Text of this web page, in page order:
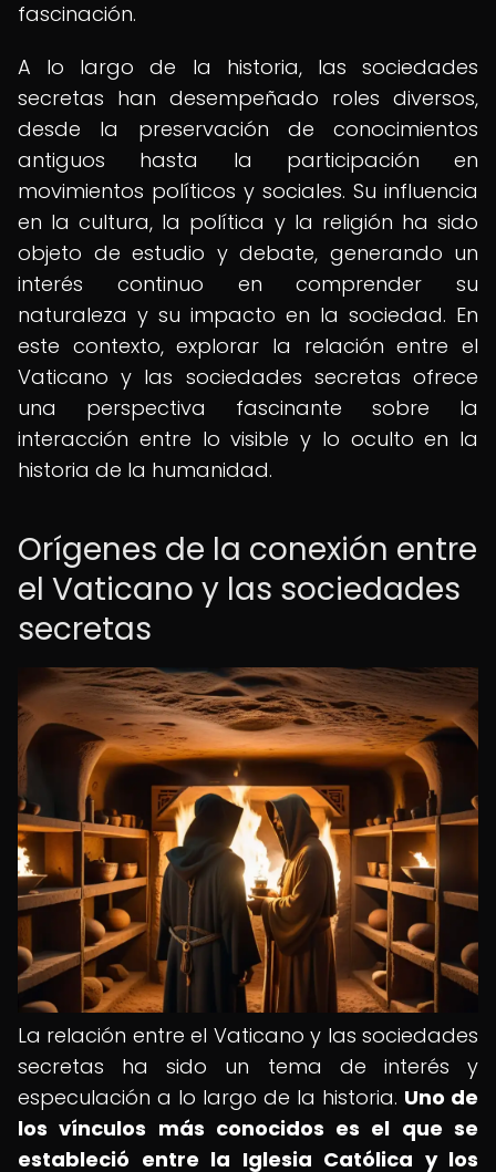
fascinación.
A lo largo de la historia, las sociedades
secretas han desempeñado roles diversos,
desde la preservación de conocimientos
antiguos hasta la participación en
movimientos políticos y sociales. Su influencia
en la cultura, la política y la religión ha sido
objeto de estudio y debate, generando un
interés continuo en comprender su
naturaleza y su impacto en la sociedad. En
este contexto, explorar la relación entre el
Vaticano y las sociedades secretas ofrece
una perspectiva fascinante sobre la
interacción entre lo visible y lo oculto en la
historia de la humanidad.
Orígenes de la conexión entre
el Vaticano y las sociedades
secretas
La relación entre el Vaticano y las sociedades
secretas ha sido un tema de interés y
especulación a lo largo de la historia. Uno de
los vínculos más conocidos es el que se
estableció entre la Iglesia Católica y los